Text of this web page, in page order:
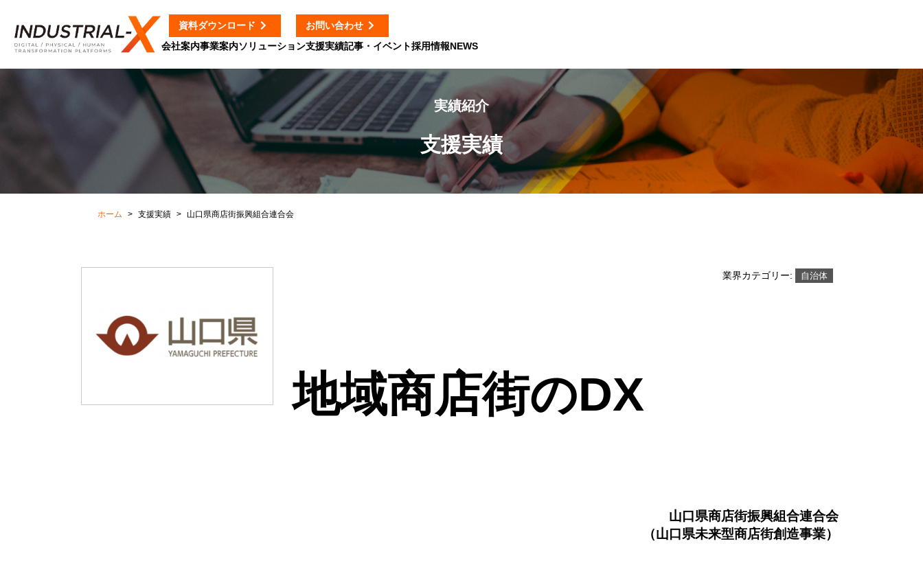
会社案内事業案内ソリューション支援実績記事・イベント採用情報NEWS
資料ダウンロード お問い合わせ
実績紹介
支援実績
ホーム 支援実績 山口県商店街振興組合連合会
業界カテゴリー: 自治体
地域商店街のDX
山口県商店街振興組合連合会
（山口県未来型商店街創造事業）